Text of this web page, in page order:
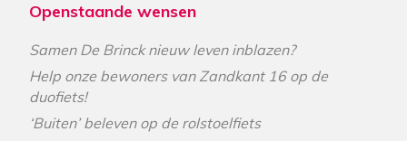
Openstaande wensen
Samen De Brinck nieuw leven inblazen?
Help onze bewoners van Zandkant 16 op de
duofiets!
‘Buiten’ beleven op de rolstoelfiets